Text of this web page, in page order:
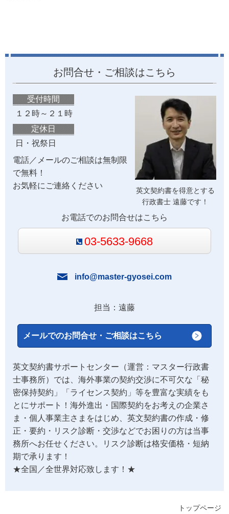
お問合せ・ご相談はこちら
英文契約書を得意とする
行政書士 遠藤です！
受付時間
１２時～２１時
定休日
日・祝祭日
電話／メールのご相談は無制限
で無料！
お気軽にご連絡ください
お電話でのお問合せはこちら
03-5633-9668
info@master-gyosei.com
担当：遠藤
メールでのお問合せ・ご相談はこちら
英文契約書サポートセンター（運営：マスター行政書
士事務所）では、海外事業の契約交渉に不可欠な「秘
密保持契約」「ライセンス契約」等を豊富な実績をも
とにサポート！海外進出・国際契約をお考えの企業さ
ま・個人事業主さまをはじめ、英文契約書の作成・修
正・要約・リスク診断・交渉などでお困りの方は当事
務所へお任せください。リスク診断は格安価格・短納
期で承ります！
★全国／全世界対応致します！★
トップページ